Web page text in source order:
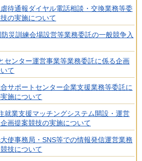
虐待通報ダイヤル電話相談・交換業務等委
の実施について
災訓練会場設営等業務委託の一般競争入
センター運営事業等業務委託に係る企画
て
サポートセンター企業支援業務等委託に
施について
就業支援マッチングシステム開設・運営
画提案競技の実施について
使事務局・SNS等での情報発信運営業務
技について